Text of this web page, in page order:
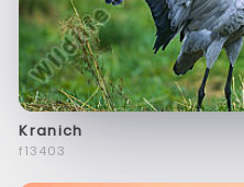
Kranich
f13403